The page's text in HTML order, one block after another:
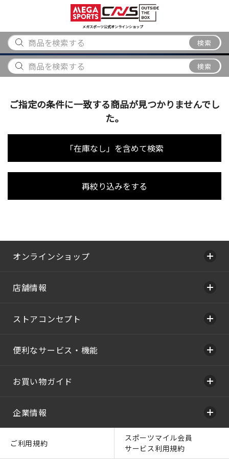
メガスポーツ公式オンラインショップ
検索
アウトドア
から探す
ブランド
から探す
検索
ご指定の条件に一致する商品が見つかりませんでし
た。
「在庫なし」を含めて検索
再絞り込みをする
オンラインショップ
店舗情報
ストアコンセプト
便利なサービス・機能
お買い物ガイド
企業情報
ご利用規約
スポーツマイル会員
サービス利用規約